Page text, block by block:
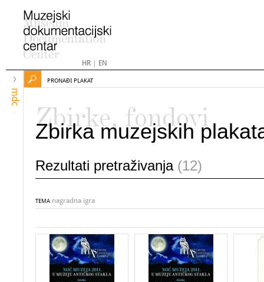
HR| EN
mdc
PRONAĐI PLAKAT
Zbirke, fondovi
Zbirka muzejskih
Rezultati pretraživanja (12)
TEMA nagradna igra